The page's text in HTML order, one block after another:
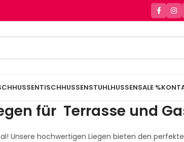
TISCHHUSSENSTUHLHUSSENSALE %
für Terrasse und
Unsere hochwertigen Liegen bieten den